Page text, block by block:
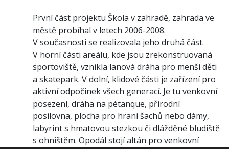
První část projektu Škola v zahradě, zahrada ve
městě probíhal v letech 2006-2008.
V současnosti se realizovala jeho druhá část.
V horní části areálu, kde jsou zrekonstruovaná
sportoviště, vznikla lanová dráha pro menší děti
a skatepark. V dolní, klidové části je zařízení pro
aktivní odpočinek všech generací. Je tu venkovní
posezení, dráha na pétanque, přírodní
posilovna, plocha pro hraní šachů nebo dámy,
labyrint s hmatovou stezkou či dlážděné bludiště
s ohništěm. Opodál stojí altán pro venkovní